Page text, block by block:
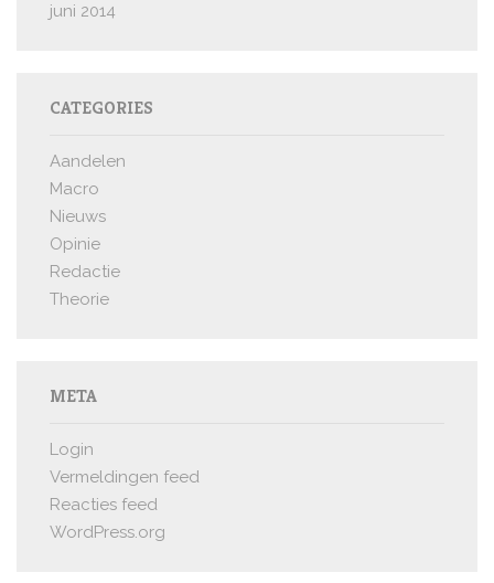
juni 2014
CATEGORIES
Aandelen
Macro
Nieuws
Opinie
Redactie
Theorie
META
Login
Vermeldingen feed
Reacties feed
WordPress.org